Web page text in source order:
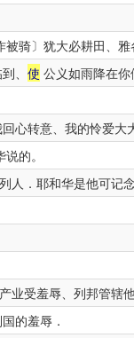
骑〕犹大必耕田、雅
、 使 公义如雨降在你
心转意、我的怜爱大
的。
．耶和华是他可记念
业受羞辱、列邦管辖
的羞辱．